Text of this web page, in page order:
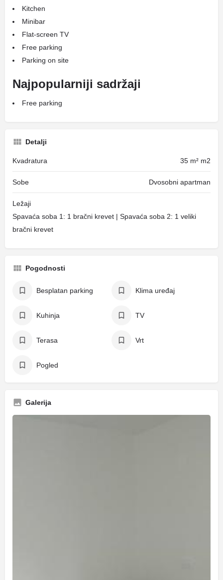
Kitchen
Minibar
Flat-screen TV
Free parking
Parking on site
Najpopularniji sadržaji
Free parking
Detalji
Kvadratura 35 m² m2
Sobe Dvosobni apartman
Ležaji
Spavaća soba 1: 1 bračni krevet | Spavaća soba 2: 1 veliki
bračni krevet
Pogodnosti
Besplatan parking Klima uređaj
Kuhinja TV
Terasa Vrt
Pogled
Galerija